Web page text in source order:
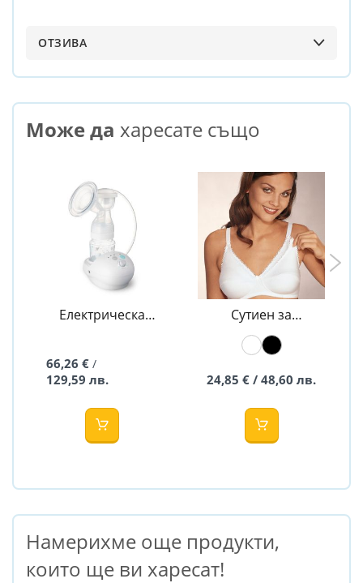
ОТЗИВА
Може да харесате също
Електрическа
Canpol
66,26 € /
129,59 лв.
Сутиен за
кърмачки -
Naturana
24,85 € / 48,60 лв.
Намерихме още продукти,
които ще ви харесат!